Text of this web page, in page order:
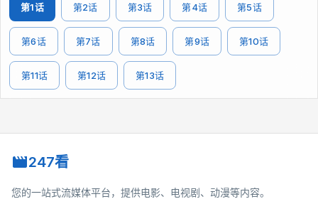
第1话 第2话 第3话 第4话 第5话
第6话 第7话 第8话 第9话 第10话
第11话 第12话 第13话
247看
您的一站式流媒体平台，提供电影、电视剧、动漫等内容。